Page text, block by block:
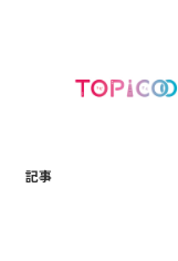
記事